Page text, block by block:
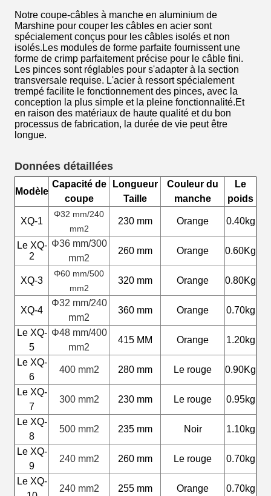
Notre coupe-câbles à manche en aluminium de
Marshine pour couper les câbles en acier sont
spécialement conçus pour les câbles isolés et non
isolés.Les modules de forme parfaite fournissent une
forme de crimp parfaitement précise pour le câble fini.
Les pinces sont réglables pour s'adapter à la section
transversale requise. L'acier à ressort spécialement
trempé facilite le fonctionnement des pinces, avec la
conception la plus simple et la pleine fonctionnalité.Et
en raison des matériaux de haute qualité et du bon
processus de fabrication, la durée de vie peut être
longue.
Données détaillées
Modèle
Capacité de
coupe
Longueur
Taille
Couleur du
manche
Le
poids
XQ-1
Φ32 mm/240
mm2
230 mm Orange 0.40kg
Le XQ-
2
Φ36 mm/300
mm2
260 mm Orange 0.60Kg
XQ-3
Φ60 mm/500
mm2
320 mm Orange 0.80Kg
XQ-4
Φ32 mm/240
mm2
360 mm Orange 0.70kg
Le XQ-
5
Φ48 mm/400
mm2
415 MM Orange 1.20kg
Le XQ-
6
400 mm2 280 mm Le rouge 0.90Kg
Le XQ-
7
300 mm2 230 mm Le rouge 0.95kg
Le XQ-
8
500 mm2 235 mm Noir 1.10kg
Le XQ-
9
240 mm2 260 mm Le rouge 0.70kg
Le XQ-
240 mm2 255 mm Orange 0.70kg